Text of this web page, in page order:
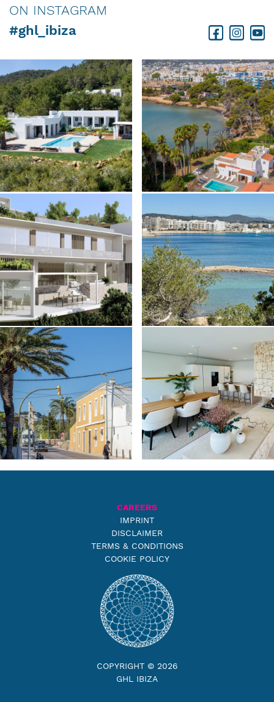
ON INSTAGRAM
#ghl_ibiza
CAREERS
IMPRINT
DISCLAIMER
TERMS & CONDITIONS
COOKIE POLICY
COPYRIGHT © 2026
GHL IBIZA